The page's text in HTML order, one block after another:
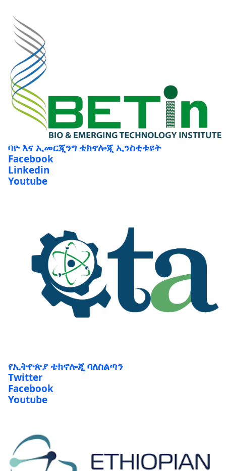
ባዮ እና ኢመርጂንግ ቴክኖሎጂ ኢንስቲቱዩት
Facebook
Linkedin
Youtube
የኢትዮጵያ ቴክኖሎጂ ባለስልጣን
Twitter
Facebook
Youtube